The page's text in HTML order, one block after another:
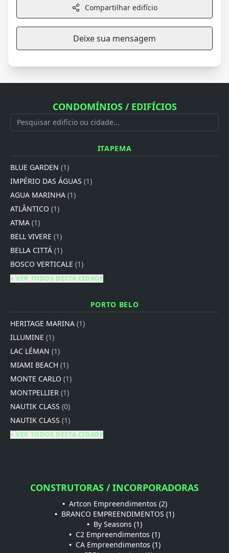
Compartilhar edifício
Deixe sua mensagem
CONDOMÍNIOS / EDIFÍCIOS
ITAPEMA
BLUE GARDEN (1)
IMPÉRIO DAS ÁGUAS (1)
AGUA MARINHA (1)
ATLÂNTICO (1)
ATMA (1)
BELL VIVERE (1)
BELLA CITTÁ (1)
BOSCO VERTICALE (1)
+ VER TODOS DESTA CIDADE
PORTO BELO
HERITAGE MARINA (1)
ILLUMINE (1)
LAC LÉMAN (1)
MIAMI BEACH (1)
MONTE CARLO (1)
MONTPELLIER (1)
NAUTIK CLASS (0)
NAUTIK CLASS (1)
+ VER TODOS DESTA CIDADE
CONSTRUTORAS / INCORPORADORAS
• Artcon Empreendimentos (2)
• BRANCO EMPREENDIMENTOS (1)
• By Seasons (1)
• C2 Empreendimentos (1)
• CA Empreendimentos (1)